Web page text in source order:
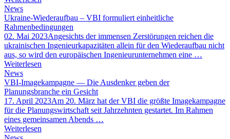
News
Ukraine-Wiederaufbau – VBI formuliert einheitliche
Rahmenbedingungen
02. Mai 2023Angesichts der immensen Zerstörungen reichen die
ukrainischen Ingenieurkapazitäten allein für den Wiederaufbau nicht
aus, so wird den europäischen Ingenieurunternehmen eine …
Weiterlesen
News
VBI-Imagekampagne — Die Ausdenker geben der
Planungsbranche ein Gesicht
17. April 2023Am 20. März hat der VBI die größte Imagekampagne
für die Planungswirtschaft seit Jahrzehnten gestartet. Im Rahmen
eines gemeinsamen Abends …
Weiterlesen